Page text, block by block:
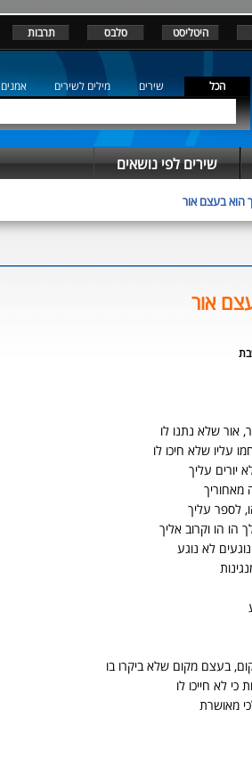
היטליסט סלבס תרבות
הכל שירים מילים לשירים אמנים
שירים לפי נושאים
הוא בעצם אור
אור
אור שלא נתנו לו
עליו שלא חיכו לו
יורים עליך
מאחוריך
לספר עליך
הו וקרוב אליך
לא נוגע
בעצם מקום שלא ביקרו בו
לא חייכו לו
מאושרת